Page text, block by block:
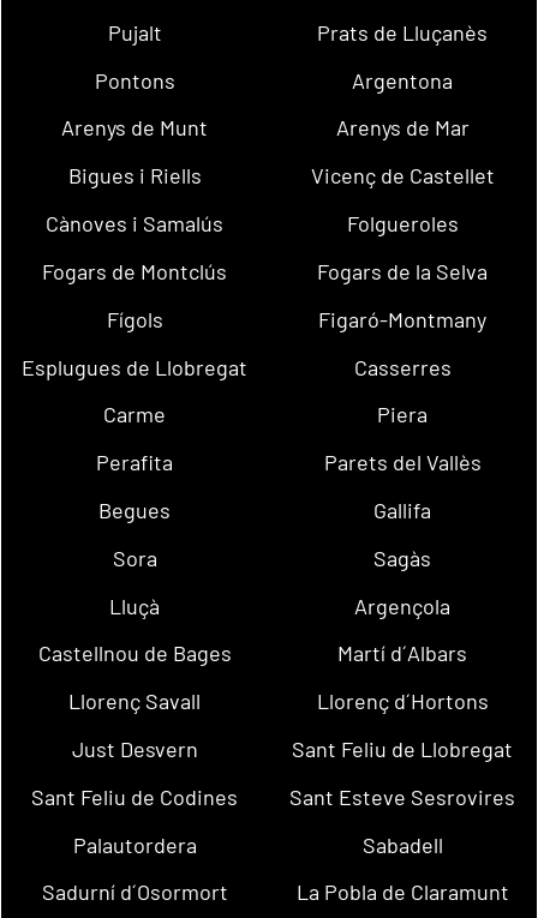
Pujalt
Prats de Lluçanès
Pontons
Argentona
Arenys de Munt
Arenys de Mar
Bigues i Riells
Vicenç de Castellet
Cànoves i Samalús
Folgueroles
Fogars de Montclús
Fogars de la Selva
Fígols
Figaró-Montmany
Esplugues de Llobregat
Casserres
Carme
Piera
Perafita
Parets del Vallès
Begues
Gallifa
Sora
Sagàs
Lluçà
Argençola
Castellnou de Bages
Martí d´Albars
Llorenç Savall
Llorenç d´Hortons
Just Desvern
Sant Feliu de Llobregat
Sant Feliu de Codines
Sant Esteve Sesrovires
Palautordera
Sabadell
Sadurní d´Osormort
La Pobla de Claramunt